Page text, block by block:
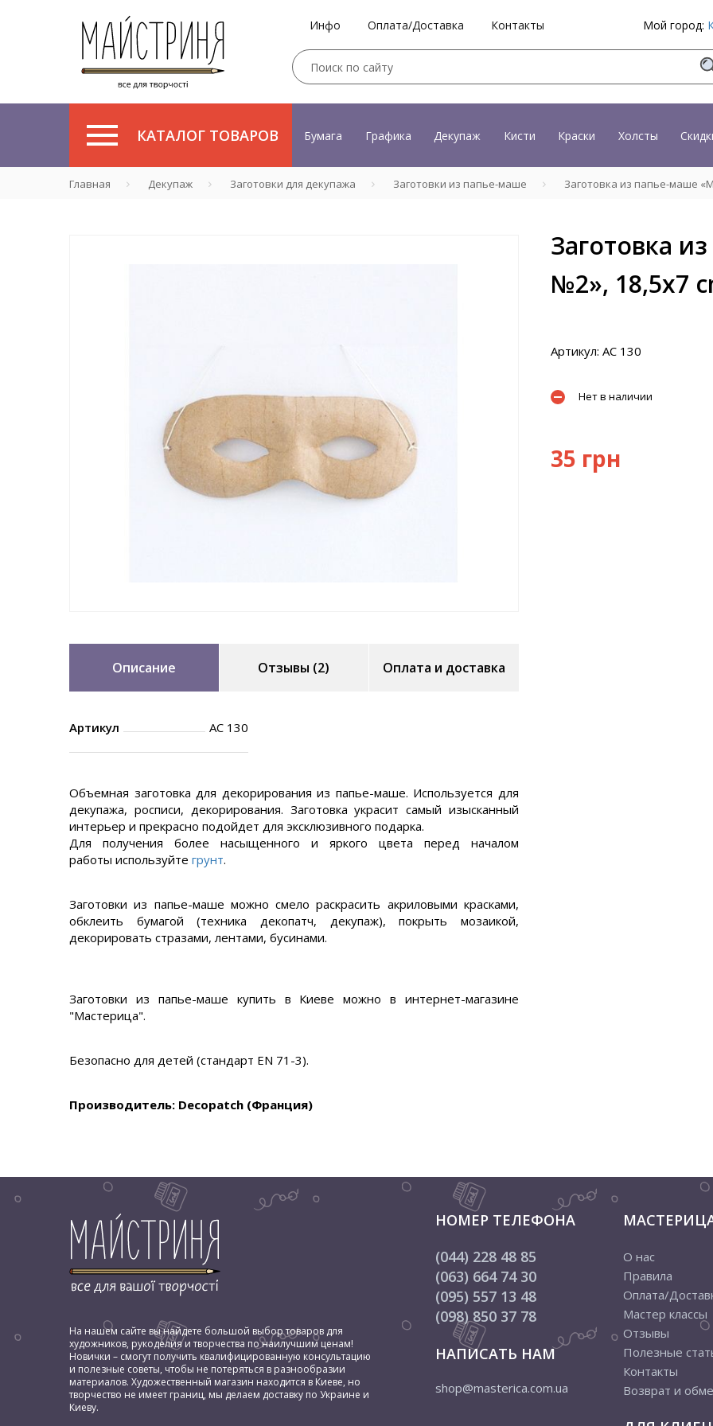
Инфо Оплата/Доставка Контакты Мой город:
КАТАЛОГ ТОВАРОВ Бумага Графика Декупаж Кисти Краски Холсты
Главная Декупаж Заготовки для декупажа Заготовки из папье-маше Заготовка из папье-маше
Описание Отзывы (2) Оплата и доставка
Артикул AC 130
Объемная заготовка для декорирования из папье-маше. Используется для
декупажа, росписи, декорирования. Заготовка украсит самый изысканный
интерьер и прекрасно подойдет для эксклюзивного подарка.
Для получения более насыщенного и яркого цвета перед началом
работы используйте грунт.
Заготовки из папье-маше можно смело раскрасить акриловыми красками,
обклеить бумагой (техника декопатч, декупаж), покрыть мозаикой,
декорировать стразами, лентами, бусинами.
Заготовки из папье-маше купить в Киеве можно в интернет-магазине
"Мастерица".
Безопасно для детей (стандарт EN 71-3).
Производитель: Decopatch (Франция)
Заготовка
№2», 18,5x7
Артикул: AC 130
Нет в наличии
35 грн
На нашем сайте вы найдете большой выбор товаров для
художников, рукоделия и творчества по наилучшим ценам!
Новички – смогут получить квалифицированную консультацию
и полезные советы, чтобы не потеряться в разнообразии
материалов. Художественный магазин находится в Киеве, но
творчество не имеет границ, мы делаем доставку по Украине и
Киеву.
НОМЕР ТЕЛЕФОНА
(044) 228 48 85
(063) 664 74 30
(095) 557 13 48
(098) 850 37 78
НАПИСАТЬ НАМ
shop@masterica.com.ua
О нас
Правила
Оплата/
Мастер классы
Отзывы
Полезные
Контакты
Возврат и